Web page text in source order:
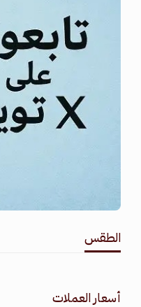
الطقس
أسعار العملات